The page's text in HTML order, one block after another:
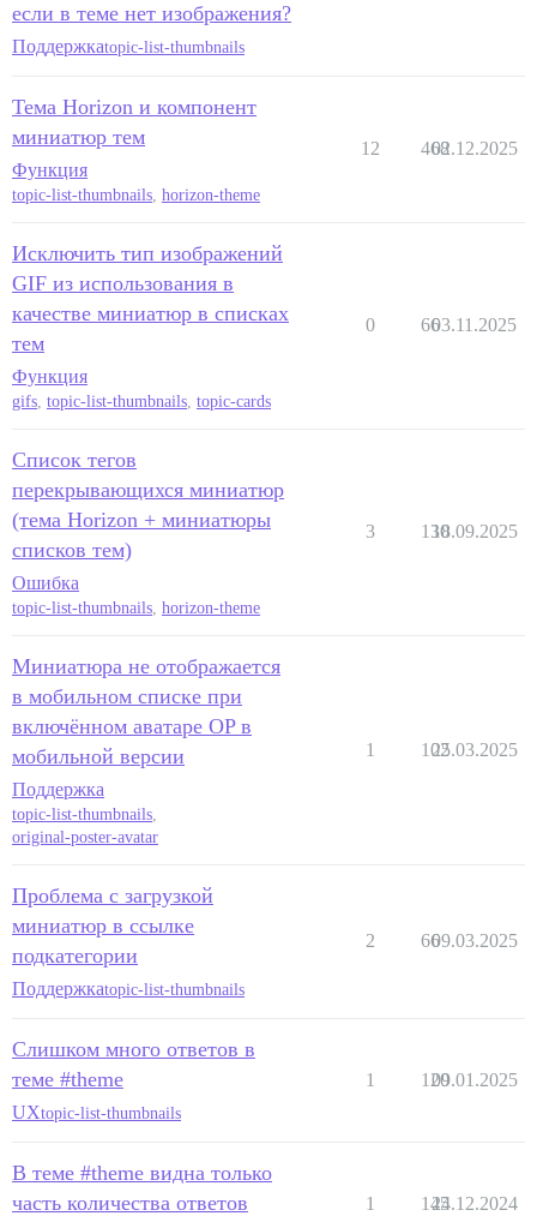
если в теме нет изображения?
Поддержкаtopic-list-thumbnails
Тема Horizon и компонент
миниатюр тем
Функция
topic-list-thumbnails, horizon-theme
12 468
02.12.2025
Исключить тип изображений
GIF из использования в
качестве миниатюр в списках
тем
Функция
gifs, topic-list-thumbnails, topic-cards
0 6603.11.2025
Список тегов
перекрывающихся миниатюр
(тема Horizon + миниатюры
списков тем)
Ошибка
topic-list-thumbnails, horizon-theme
3 130
18.09.2025
Миниатюра не отображается
в мобильном списке при
включённом аватаре OP в
мобильной версии
Поддержка
topic-list-thumbnails,
original-poster-avatar
1 102
25.03.2025
Проблема с загрузкой
миниатюр в ссылке
подкатегории
Поддержкаtopic-list-thumbnails
2 6609.03.2025
Слишком много ответов в
теме #theme
UXtopic-list-thumbnails
1 120
09.01.2025
В теме #theme видна только
часть количества ответов
1 145
24.12.2024